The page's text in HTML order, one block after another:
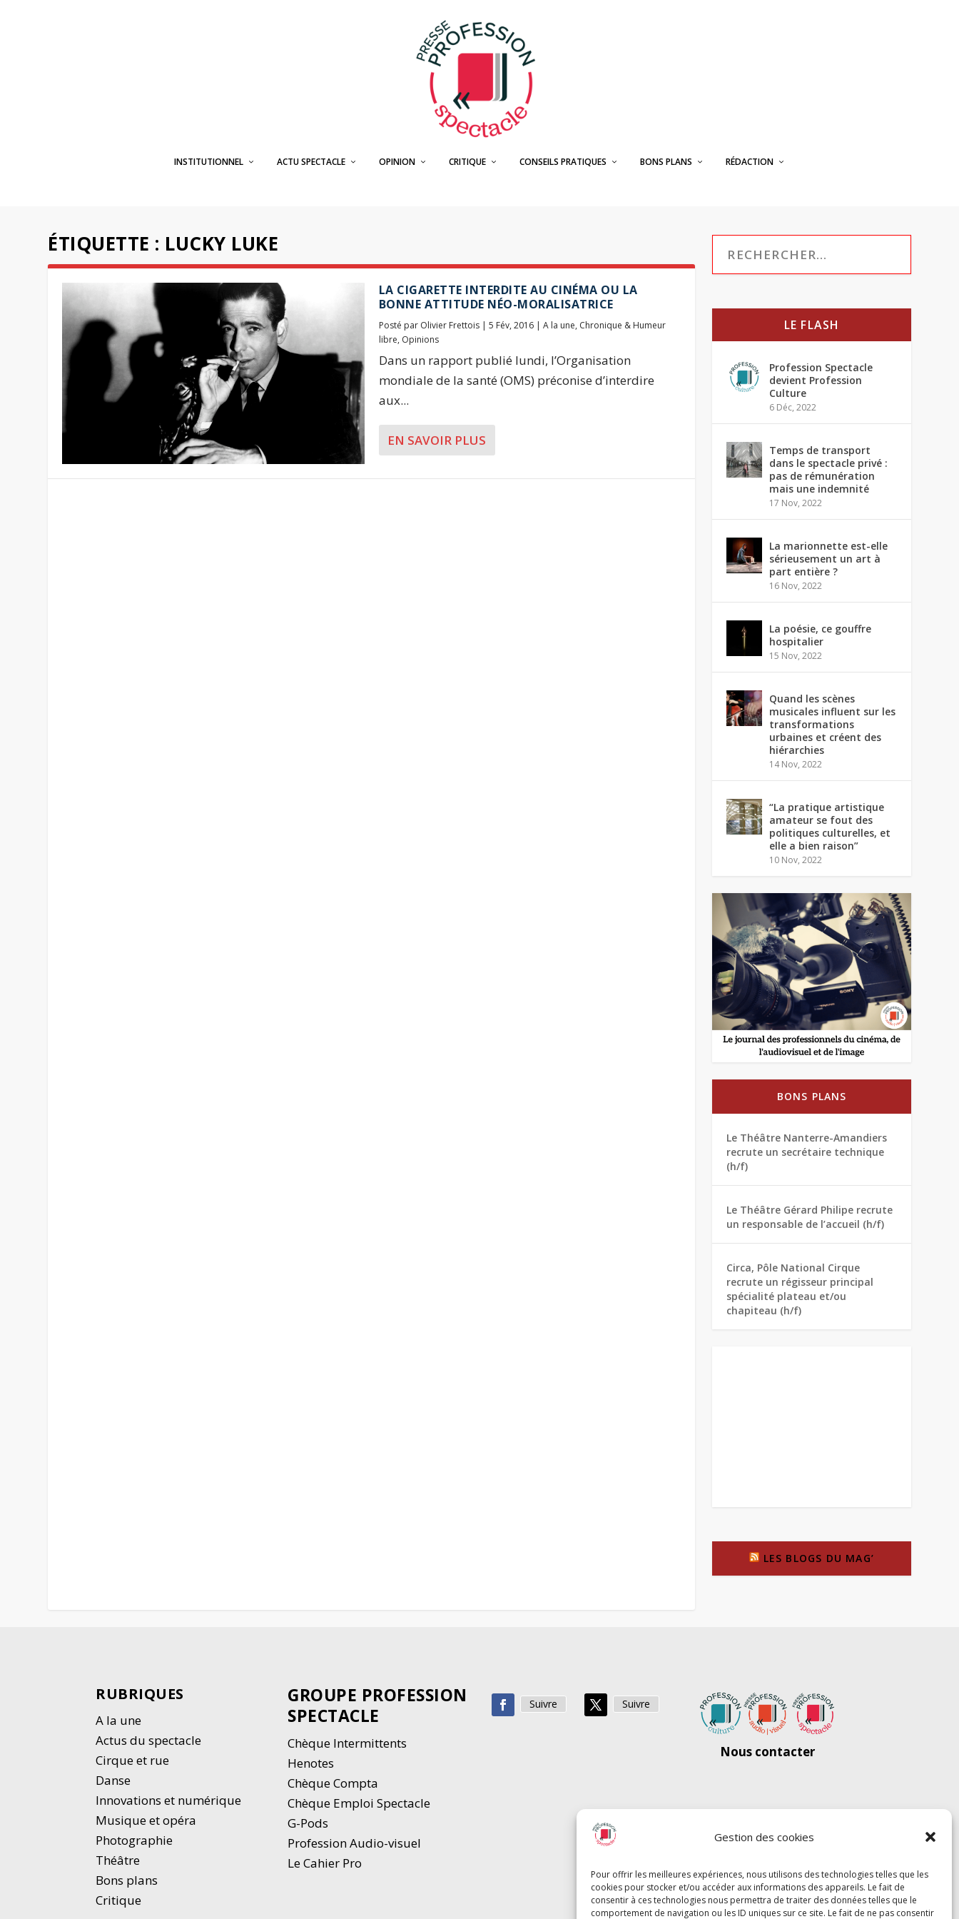
Gestion des cookies
Pour offrir les meilleures expériences, nous utilisons des technologies telles que les
cookies pour stocker et/ou accéder aux informations des appareils. Le fait de
consentir à ces technologies nous permettra de traiter des données telles que le
comportement de navigation ou les ID uniques sur ce site. Le fait de ne pas consentir
INSTITUTIONNEL ACTU SPECTACLE OPINION CRITIQUE CONSEILS PRATIQUES BONS PLANS RÉDACTION
ÉTIQUETTE : LUCKY LUKE
LA CIGARETTE INTERDITE AU CINÉMA OU LA
BONNE ATTITUDE NÉO-MORALISATRICE
Posté par Olivier Frettois| 5 Fév, 2016| A la une, Chronique & Humeur
libre, Opinions
Dans un rapport publié lundi, l’Organisation
mondiale de la santé (OMS) préconise d’interdire
aux...
EN SAVOIR PLUS
LE FLASH
Profession Spectacle
devient Profession
Culture
6 Déc, 2022
Temps de transport
dans le spectacle privé :
pas de rémunération
mais une indemnité
17 Nov, 2022
La marionnette est-elle
sérieusement un art à
part entière ?
16 Nov, 2022
La poésie, ce gouffre
hospitalier
15 Nov, 2022
Quand les scènes
musicales influent sur les
transformations
urbaines et créent des
hiérarchies
14 Nov, 2022
“La pratique artistique
amateur se fout des
politiques culturelles, et
elle a bien raison”
10 Nov, 2022
BONS PLANS
Le Théâtre Nanterre-Amandiers
recrute un secrétaire technique
(h/f)
Le Théâtre Gérard Philipe recrute
un responsable de l’accueil (h/f)
Circa, Pôle National Cirque
recrute un régisseur principal
spécialité plateau et/ou
chapiteau (h/f)
LES BLOGS DU MAG’
RUBRIQUES
A la une
Actus du spectacle
Cirque et rue
Danse
Innovations et numérique
Musique et opéra
Photographie
Théâtre
Bons plans
Critique
GROUPE PROFESSION
SPECTACLE
Chèque Intermittents
Henotes
Chèque Compta
Chèque Emploi Spectacle
G-Pods
Profession Audio-visuel
Le Cahier Pro
Suivre Suivre
Nous contacter